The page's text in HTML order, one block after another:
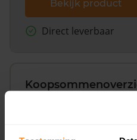
Bekijk product
Direct leverbaar